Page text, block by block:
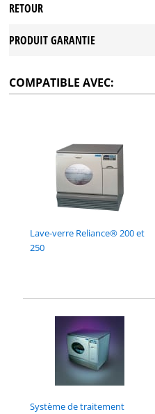
RETOUR
PRODUIT GARANTIE
COMPATIBLE AVEC:
Lave-verre Reliance® 200 et
250
Système de traitement